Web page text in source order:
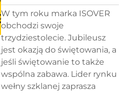
W tym roku marka ISOVER
obchodzi swoje
trzydziestolecie. Jubileusz
jest okazją do świętowania, a
jeśli świętowanie to także
wspólna zabawa. Lider rynku
wełny szklanej zaprasza